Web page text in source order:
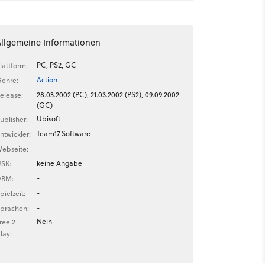
Informationen
PC, PS2, GC
Action
28.03.2002 (PC), 21.03.2002 (PS2), 09.09.2002
(GC)
Ubisoft
Team17 Software
-
keine Angabe
-
-
-
2
Nein